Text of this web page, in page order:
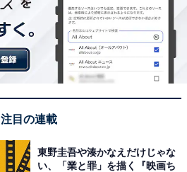
注目の連載
東野圭吾や湊かなえだけじゃな
い、「業と罪」を描く『映画ち